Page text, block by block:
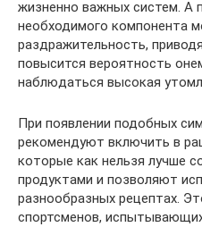
жизненно важных систем. А
необходимого компонента
раздражительность,
повысится вероятность
наблюдаться высокая
При появлении подобных
рекомендуют включить в
которые как нельзя лучше
продуктами и позволяют
разнообразных рецептах.
спортсменов,